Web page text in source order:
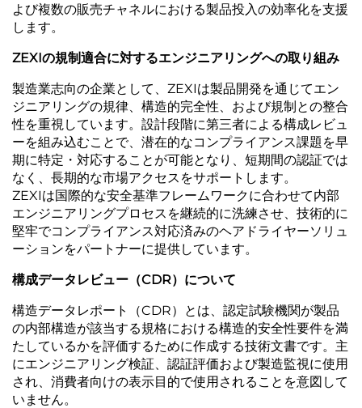
よび複数の販売チャネルにおける製品投入の効率化を支援
します。
ZEXIの規制適合に対するエンジニアリングへの取り組み
製造業志向の企業として、ZEXIは製品開発を通じてエン
ジニアリングの規律、構造的完全性、および規制との整合
性を重視しています。設計段階に第三者による構成レビュ
ーを組み込むことで、潜在的なコンプライアンス課題を早
期に特定・対応することが可能となり、短期間の認証では
なく、長期的な市場アクセスをサポートします。
ZEXIは国際的な安全基準フレームワークに合わせて内部
エンジニアリングプロセスを継続的に洗練させ、技術的に
堅牢でコンプライアンス対応済みのヘアドライヤーソリュ
ーションをパートナーに提供しています。
構成データレビュー（CDR）について
構造データレポート（CDR）とは、認定試験機関が製品
の内部構造が該当する規格における構造的安全性要件を満
たしているかを評価するために作成する技術文書です。主
にエンジニアリング検証、認証評価および製造監視に使用
され、消費者向けの表示目的で使用されることを意図して
いません。